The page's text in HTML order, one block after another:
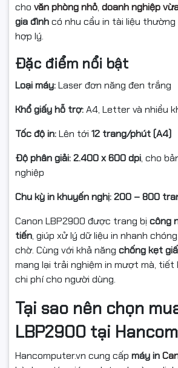
cho văn phòng nhỏ, doanh nghiệp
gia đìnhcó nhu cầu in tài liệu
hợp lý.
Đặc điểm nổi bật
Loại máy:Laser đơn năng đen trắng
Khổ giấy hỗ trợ:A4, Letter và nhiều
Tốc độ in:Lên tới 12 trang/phút (A4)
Độ phân giải:2.400 x 600 dpi, cho
nghiệp
Chu kỳ in khuyến nghị:200 – 800
Canon LBP2900 được trang bị công
tiến, giúp xử lý dữ liệu in nhanh
chờ. Cùng với khả năng chống kẹt
mang lại trải nghiệm in mượt mà, tiết
chi phí cho người dùng.
Tại sao nên chọn
LBP2900 tại
Hancomputer.vn cung cấp máy in